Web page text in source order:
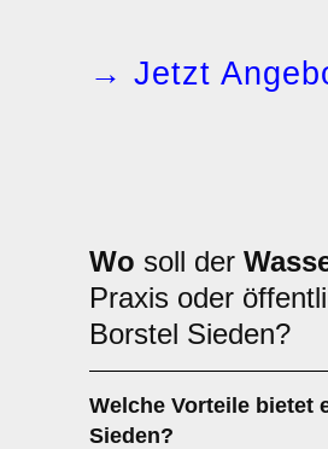
→ Jetzt
Wo soll der
Praxis oder
Borstel Sieden?
Welche Vorteile bietet
Sieden?